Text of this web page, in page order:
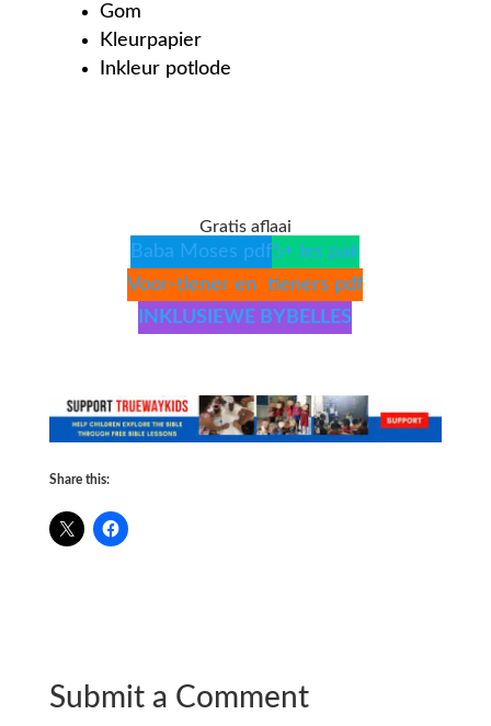
Gom
Kleurpapier
Inkleur potlode
Gratis aflaai
Baba Moses pdf5+ les pak
Voor-tiener en tieners pdf
INKLUSIEWE BYBELLES
Share this:
Submit a Comment